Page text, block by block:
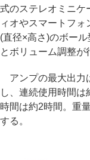
式のステレオミニケ
ィオやスマートフ
(直径×高さ)のボー
とボリューム調整が
アンプの最大出力
し、連続使用時間
時間は約2時間。重
する。